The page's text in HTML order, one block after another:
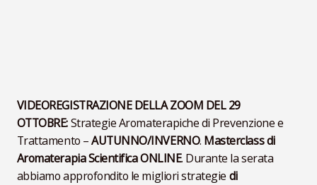
VIDEOREGISTRAZIONE DELLA ZOOM DEL 29
OTTOBRE:Strategie Aromaterapiche di Prevenzione e
Trattamento –AUTUNNO/INVERNO. Masterclass di
Aromaterapia Scientifica ONLINE. Durante la serata
abbiamo approfondito le migliori strategie di